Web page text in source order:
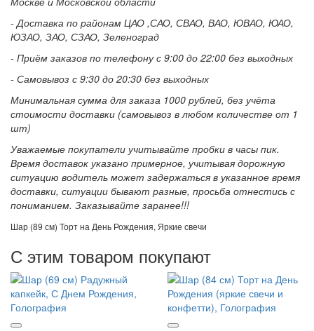
- Доставка по районам ЦАО ,САО, СВАО, ВАО, ЮВАО, ЮАО,
ЮЗАО, ЗАО, СЗАО, Зеленоград
- Приём заказов по телефону с 9:00 до 22:00 без выходных
- Самовывоз с 9:30 до 20:30 без выходных
Минимальная сумма для заказа 1000 рублей, без учёта
стоимости доставки (самовывоз в любом количестве от 1
шт)
Уважаемые покупатели учитывайте пробки в часы пик.
Время доставок указано примерное, учитывая дорожную
ситуацию водитель может задержаться в указанное время
доставки, ситуации бывают разные, просьба отнестись с
пониманием. Заказывайте заранее!!!
Шар (89 см) Торт на День Рождения, Яркие свечи
С этим товаром покупают